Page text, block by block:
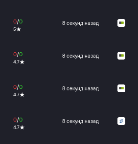
0/0
5
8 секунд назад
0/0
4.7
8 секунд назад
0/0
4.7
8 секунд назад
0/0
4.7
8 секунд назад